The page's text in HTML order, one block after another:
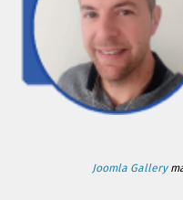
Joomla Gallery